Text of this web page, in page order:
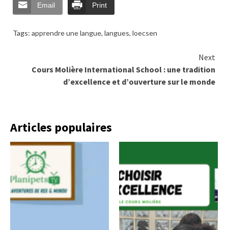
Email Print
Tags: apprendre une langue, langues, loecsen
Reading
Next
Cours Molière International School : une tradition
d’excellence et d’ouverture sur le monde
Articles populaires